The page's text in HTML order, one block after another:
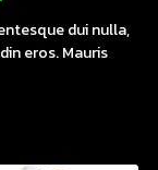
dui nulla,
eros. Mauris